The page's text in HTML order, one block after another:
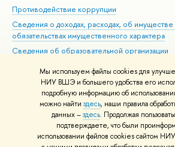
Мы используем файлы cookies для
НИУ ВШЭ и большего удобства его
подробную информацию об
можно найти здесь, наши правила
данных –здесь. Продолжая
подтверждаете, что были
использовании файлов cookies сайтом
Противодействие коррупции
Сведения о доходах, расходах, об имуществе
обязательствах имущественного характера
Сведения об образовательной организации
Людям с ограниченными возможностями
Единая платежная страница
Работа в Вышке
© НИУ ВШЭ 1993–2026 Адреса и контакты